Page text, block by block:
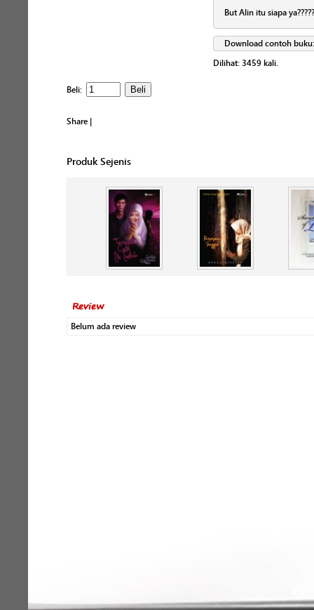
But Alin itu siapa
Download contoh
Dilihat: 3459 kali.
Beli:
Share |
Produk Sejenis
Review
Belum ada review